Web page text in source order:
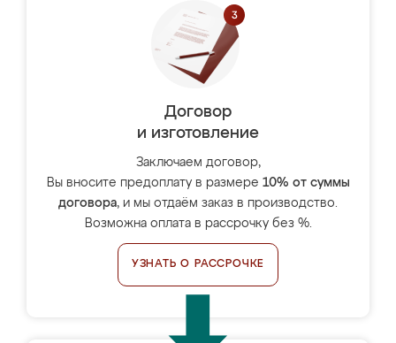
Договор
и изготовление
Заключаем договор,
Вы вносите предоплату в размере 10% от суммы
договора, и мы отдаём заказ в производство.
Возможна оплата в рассрочку без %.
УЗНАТЬ О РАССРОЧКЕ